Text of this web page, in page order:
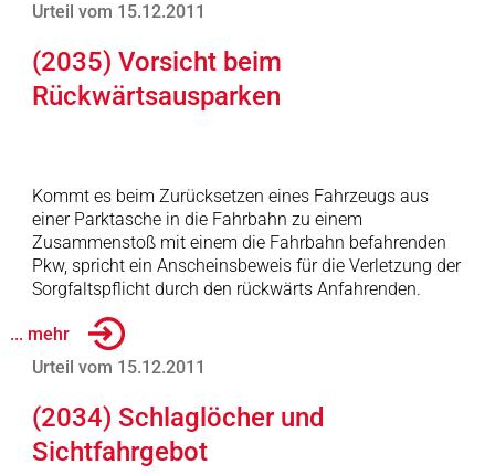
Urteil vom 15.12.2011
(2035) Vorsicht beim
Rückwärtsausparken
Kommt es beim Zurücksetzen eines Fahrzeugs aus
einer Parktasche in die Fahrbahn zu einem
Zusammenstoß mit einem die Fahrbahn befahrenden
Pkw, spricht ein Anscheinsbeweis für die Verletzung der
Sorgfaltspflicht durch den rückwärts Anfahrenden.
... mehr
Urteil vom 15.12.2011
(2034) Schlaglöcher und
Sichtfahrgebot